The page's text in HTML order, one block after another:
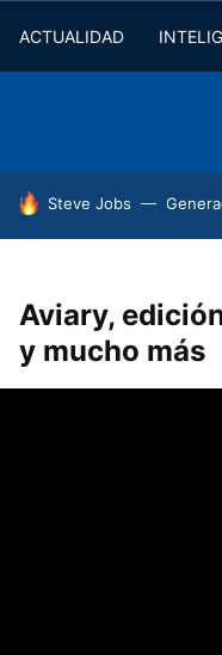
ACTUALIDAD
HOY SE HABLA DE
Steve Jobs
Aviary,
y mucho más